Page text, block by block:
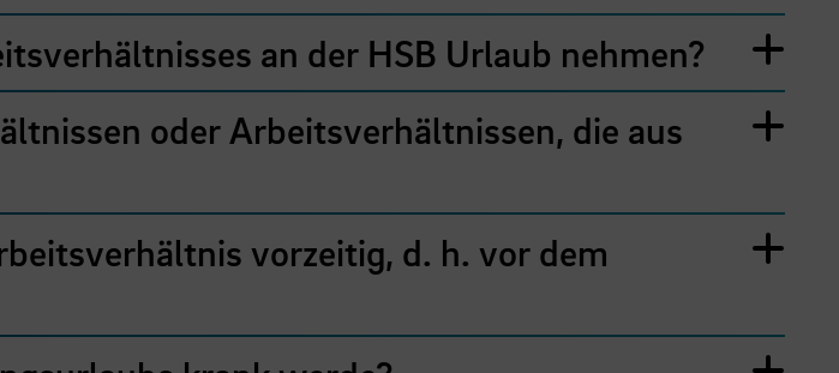
an der HSB Urlaub nehmen?
oder Arbeitsverhältnissen, die aus
vorzeitig, d. h. vor dem